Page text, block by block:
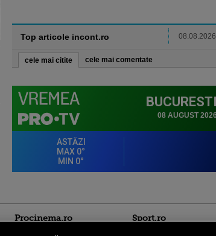
Top articole incont.ro 08.08.2026
cele mai citite cele mai comentate
Procinema.ro Sport.ro